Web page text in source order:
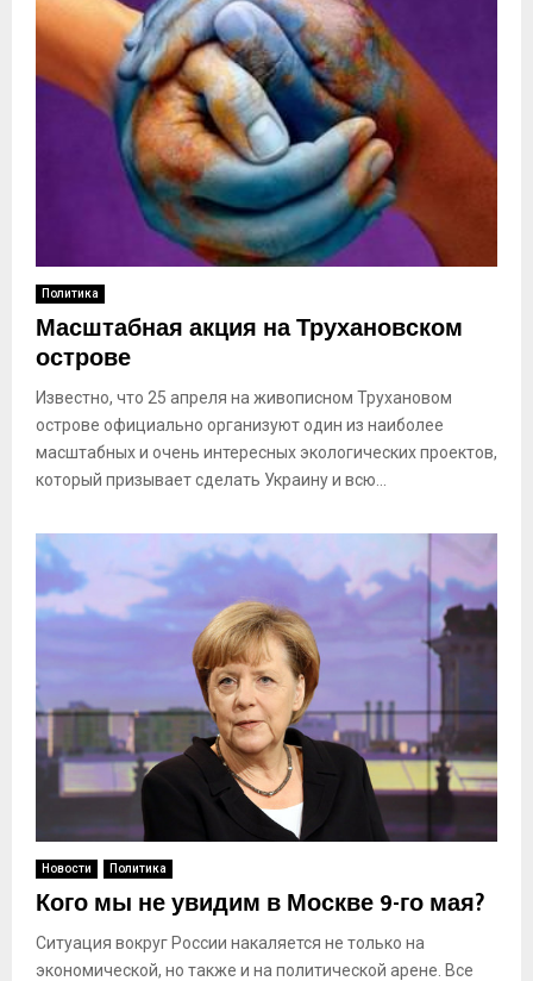
Политика
Масштабная акция на Трухановском
острове
Известно, что 25 апреля на живописном Трухановом
острове официально организуют один из наиболее
масштабных и очень интересных экологических проектов,
который призывает сделать Украину и всю...
Новости Политика
Кого мы не увидим в Москве 9-го мая?
Ситуация вокруг России накаляется не только на
экономической, но также и на политической арене. Все